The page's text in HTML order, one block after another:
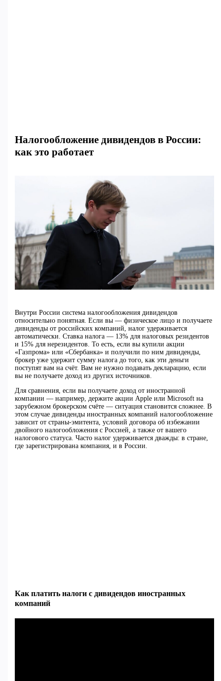
Налогообложение дивидендов в России:
как это работает
Внутри России система налогообложения дивидендов
относительно понятная. Если вы — физическое лицо и получаете
дивиденды от российских компаний, налог удерживается
автоматически. Ставка налога — 13% для налоговых резидентов
и 15% для нерезидентов. То есть, если вы купили акции
«Газпрома» или «Сбербанка» и получили по ним дивиденды,
брокер уже удержит сумму налога до того, как эти деньги
поступят вам на счёт. Вам не нужно подавать декларацию, если
вы не получаете доход из других источников.
Для сравнения, если вы получаете доход от иностранной
компании — например, держите акции Apple или Microsoft на
зарубежном брокерском счёте — ситуация становится сложнее. В
этом случае дивиденды иностранных компаний налогообложение
зависит от страны-эмитента, условий договора об избежании
двойного налогообложения с Россией, а также от вашего
налогового статуса. Часто налог удерживается дважды: в стране,
где зарегистрирована компания, и в России.
Как платить налоги с дивидендов иностранных
компаний